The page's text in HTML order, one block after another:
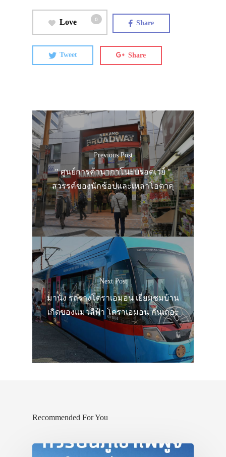
Love 0 Share
Tweet Share
Previous Post
" ศูนย์การค้านากาโนะบรอดเวย์ "
สวรรค์ของนักช้อปและเหล่าโอตาคุ
Next Post
มานั่ง รถรางโดราเอมอน เยี่ยมชมบ้าน
เกิดของแมวสีฟ้า โดราเอมอน กันเถอะ
Recommended For You
ประเทศญี่ปุ่น
เที่ยวญี่ปุ่นด้ว
เอง
รถบัส
เดินทาง
ทัวร์
ที่พัก
สาระน่ารู้
VIDEO
ภาพประทับใจ